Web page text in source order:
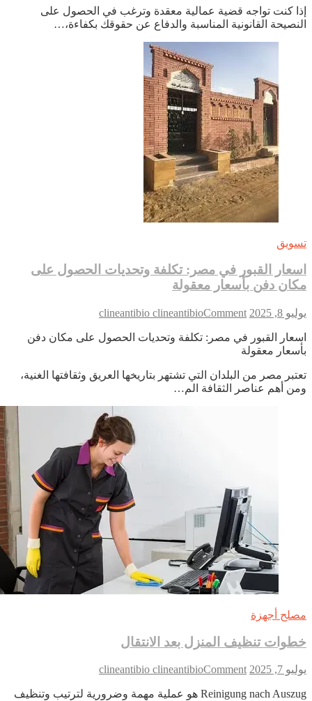
للقضايا
العمالية:
كنت تواجه قضية عمالية معقدة وترغب في الحصول على
القانونية المناسبة والدفاع عن حقوقك بكفاءة،…
القبور في مصر: تكلفة وتحديات الحصول على
دفن بأسعار معقولة
8, 2025
clineantibio clineantibioComment
on
القبور
تكلفة
الحصول
على
مكان
دفن
بأسعار
معقولة
القبور في مصر: تكلفة وتحديات الحصول على مكان دفن
معقولة
مصر من البلدان التي تشتهر بتاريخها العريق وثقافتها الغنية،
أهم عناصر الثقافة الم…
أجهزة
تنظيف المنزل بعد الانتقال
7, 2025
clineantibio clineantibioComment
on
تنظيف
Reinigung nach Auszug هو عملية مهمة وضرورية لترتيب وتنظيف